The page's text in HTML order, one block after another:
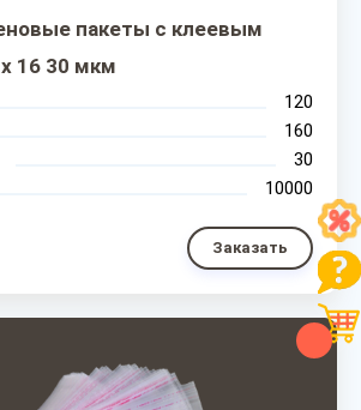
пакеты с клеевым
16 30 мкм
120
160
30
10000
Заказать